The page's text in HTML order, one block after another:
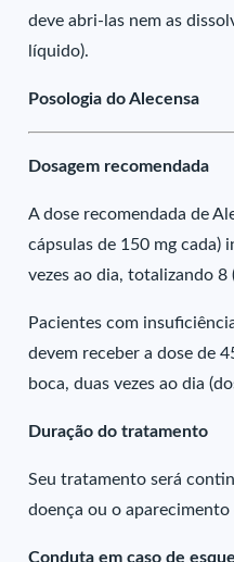
deve abri-las nem as
líquido).
Posologia do Alecensa
Dosagem recomendada
A dose recomendada de
cápsulas de 150 mg cada)
vezes ao dia, totalizando 8
Pacientes com
devem receber a dose de
boca, duas vezes ao dia
Duração do tratamento
Seu tratamento será
doença ou o
Conduta em caso de